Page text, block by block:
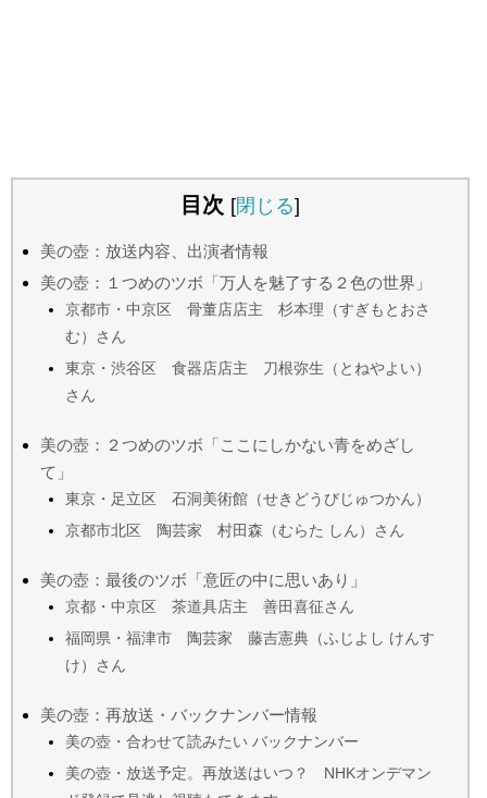
目次 [閉じる]
美の壺：放送内容、出演者情報
美の壺：１つめのツボ「万人を魅了する２色の世界」
京都市・中京区 骨董店店主 杉本理（すぎもとおさ
む）さん
東京・渋谷区 食器店店主 刀根弥生（とねやよい）
さん
美の壺：２つめのツボ「ここにしかない青をめざし
て」
東京・足立区 石洞美術館（せきどうびじゅつかん）
京都市北区 陶芸家 村田森（むらた しん）さん
美の壺：最後のツボ「意匠の中に思いあり」
京都・中京区 茶道具店主 善田喜征さん
福岡県・福津市 陶芸家 藤吉憲典（ふじよし けんす
け）さん
美の壺：再放送・バックナンバー情報
美の壺・合わせて読みたい バックナンバー
美の壺・放送予定。再放送はいつ？ NHKオンデマン